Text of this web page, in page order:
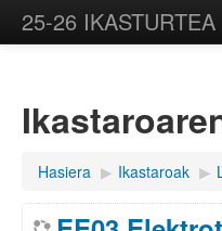
25-26 IKASTURTEA
Hasiera ▶︎ Ikastaroak ▶︎